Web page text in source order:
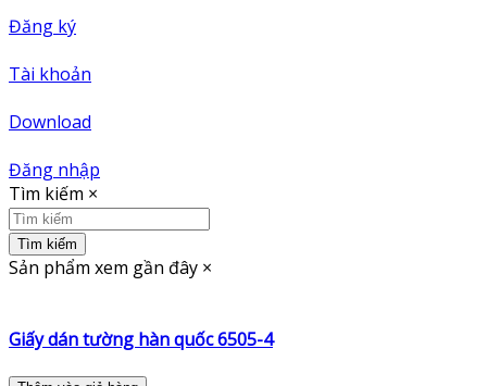
Đăng ký
Tài khoản
Download
Đăng nhập
Tìm kiếm ×
Tìm kiếm
Sản phẩm xem gần đây ×
Giấy dán tường hàn quốc 6505-4